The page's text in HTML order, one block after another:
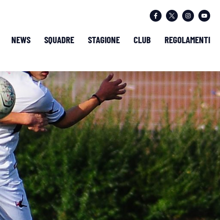
NEWS SQUADRE STAGIONE CLUB REGOLAMENTI